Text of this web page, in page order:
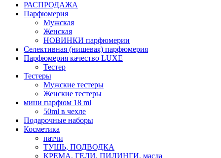
РАСПРОДАЖА
Парфюмерия
Мужская
Женская
НОВИНКИ парфюмерии
Селективная (нишевая) парфюмерия
Парфюмерия качество LUXE
Тестер
Тестеры
Мужские тестеры
Женские тестеры
мини парфюм 18 ml
50ml в чехле
Подарочные наборы
Косметика
патчи
ТУШЬ, ПОДВОДКА
КРЕМА, ГЕЛИ, ПИЛИНГИ, масла